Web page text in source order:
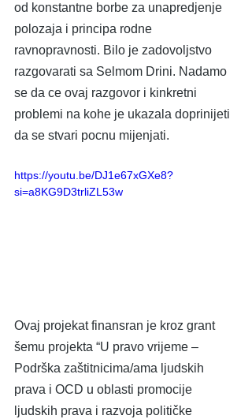
od konstantne borbe za unapredjenje
polozaja i principa rodne
ravnopravnosti. Bilo je zadovoljstvo
razgovarati sa Selmom Drini. Nadamo
se da ce ovaj razgovor i kinkretni
problemi na kohe je ukazala doprinijeti
da se stvari pocnu mijenjati.
https://youtu.be/DJ1e67xGXe8?
si=a8KG9D3trliZL53w
Ovaj projekat finansran je kroz grant
šemu projekta “U pravo vrijeme –
Podrška zaštitnicima/ama ljudskih
prava i OCD u oblasti promocije
ljudskih prava i razvoja političke